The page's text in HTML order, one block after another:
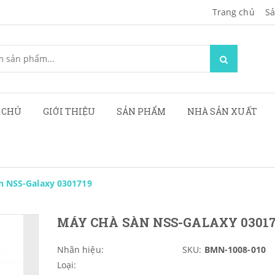
Trang chủ
GIỚI THIỆU SẢN PHẨM NHÀ SẢN XUẤT
NSS-Galaxy 0301719
MÁY CHÀ SÀN NSS-GALAXY
Nhãn hiệu: SKU: BMN-1008-010
Loại: